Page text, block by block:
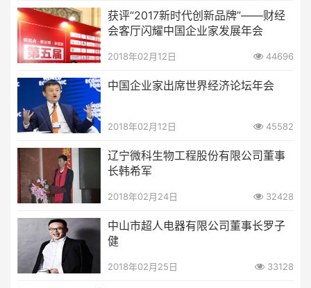
获评“2017新时代创新品牌”——财经
会客厅闪耀中国企业家发展年会
2018年02月12日 44696
中国企业家出席世界经济论坛年会
2018年02月12日 45582
辽宁微科生物工程股份有限公司董事
长韩希军
2018年02月24日 32428
中山市超人电器有限公司董事长罗子
健
2018年02月25日 33128